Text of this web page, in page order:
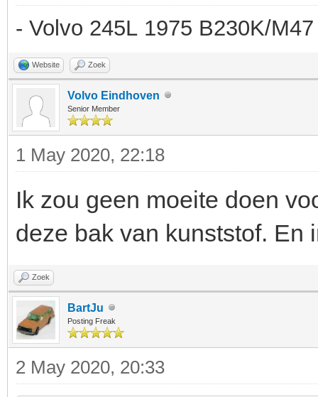
- Volvo 245L 1975 B230K/
Website Zoek
Volvo Eindhoven
Senior Member
1 May 2020, 22:18
Ik zou geen moeite doen
deze bak van kunststof. En
Zoek
BartJu
Posting Freak
2 May 2020, 20:33